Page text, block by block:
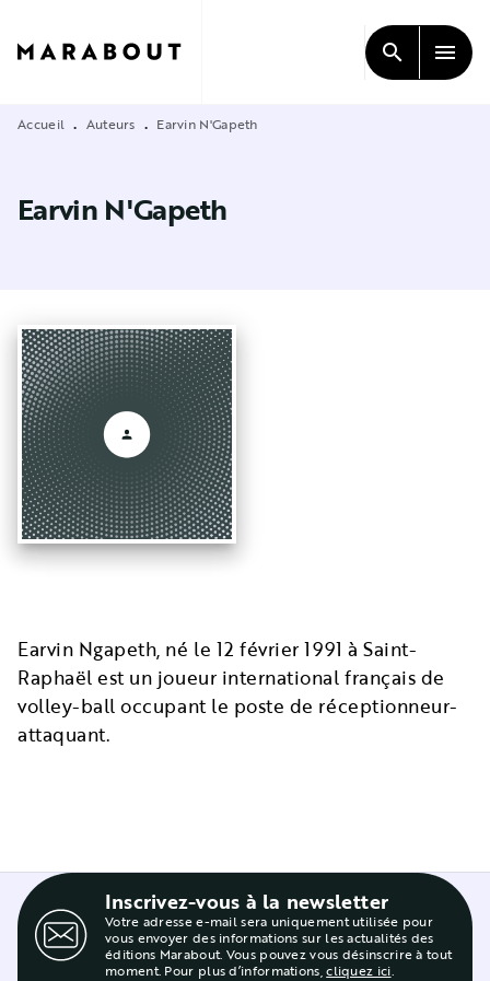
CONTENU
search menu
Accueil • Auteurs • Earvin N'Gapeth
Earvin N'Gapeth
Earvin Ngapeth, né le 12 février 1991 à Saint-
Raphaël est un joueur international français de
volley-ball occupant le poste de réceptionneur-
attaquant.
Inscrivez-vous à la newsletter
Votre adresse e-mail sera uniquement utilisée pour
vous envoyer des informations sur les actualités des
éditions Marabout. Vous pouvez vous désinscrire à tout
moment. Pour plus d’informations,cliquez ici.